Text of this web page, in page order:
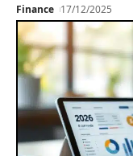
Finance 17/12/2025